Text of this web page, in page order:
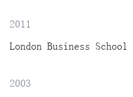
2011
London Business
2003